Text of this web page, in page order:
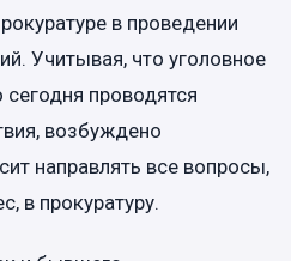
в проведении
Учитывая, что уголовное
проводятся
возбуждено
направлять все вопросы,
в прокуратуру.